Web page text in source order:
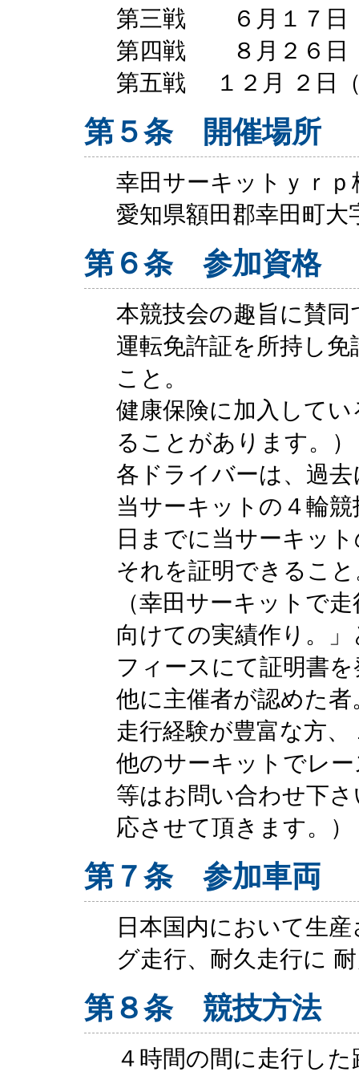
第三戦 ６月１７日
第四戦 ８月２６日
第五戦 １２月 ２日
第５条 開催場所
幸田サーキットｙｒｐ
愛知県額田郡幸田町
第６条 参加資格
本競技会の趣旨に賛
運転免許証を所持し
こと。
健康保険に加入して
ることがあります。）
各ドライバーは、過
当サーキットの４輪
日までに当サーキッ
それを証明できるこ
（幸田サーキットで
向けての実績作り。
フィースにて証明書
他に主催者が認めた
走行経験が豊富な方
他のサーキットでレ
等はお問い合わせ下
応させて頂きます。）
第７条 参加車両
日本国内において生
グ走行、耐久走行に
第８条 競技方法
４時間の間に走行し